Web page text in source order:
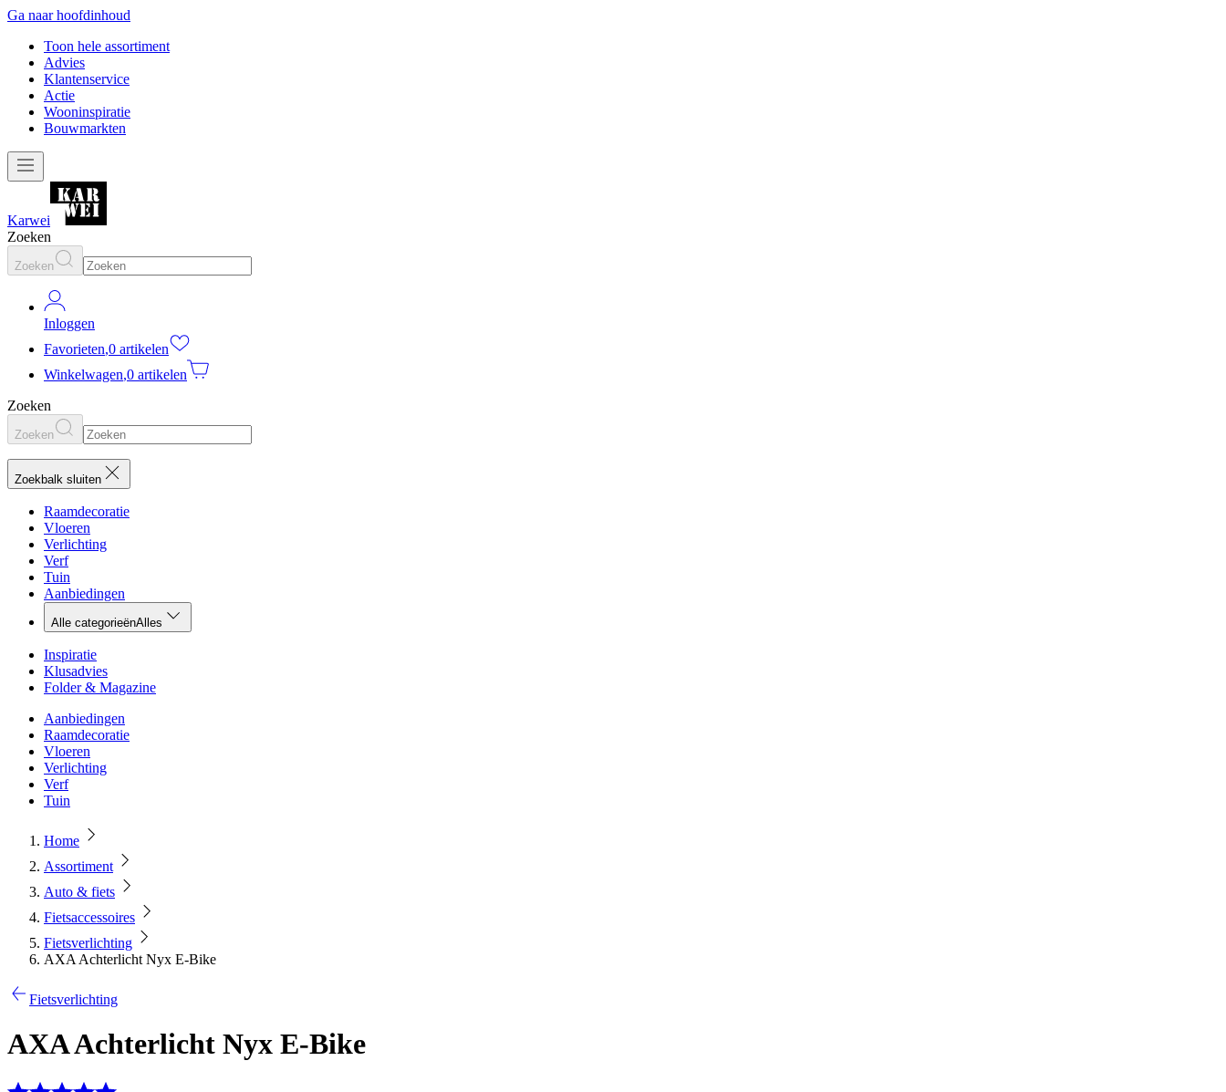
Ga naar hoofdinhoud
Toon hele assortiment
Advies
Klantenservice
Actie
Wooninspiratie
Bouwmarkten
Karwei
Zoeken
Zoeken
Inloggen
Favorieten,0 artikelen
Winkelwagen,0 artikelen
Zoeken
Zoeken
Zoekbalk sluiten
Raamdecoratie
Vloeren
Verlichting
Verf
Tuin
Aanbiedingen
Alle categorieënAlles
Inspiratie
Klusadvies
Folder & Magazine
Aanbiedingen
Raamdecoratie
Vloeren
Verlichting
Verf
Tuin
Home
Assortiment
Auto & fiets
Fietsaccessoires
Fietsverlichting
AXA Achterlicht Nyx E-Bike
Fietsverlichting
AXA Achterlicht Nyx E-Bike